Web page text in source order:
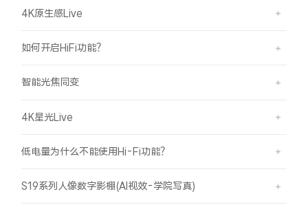
4K原生感Live
如何开启HiFi功能？
智能光焦同变
4K星光Live
低电量为什么不能使用Hi-Fi功能？
S19系列人像数字影棚(AI视效-学院写真)